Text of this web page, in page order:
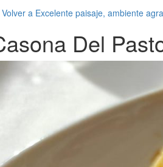
Volver a Excelente paisaje, ambiente
Del